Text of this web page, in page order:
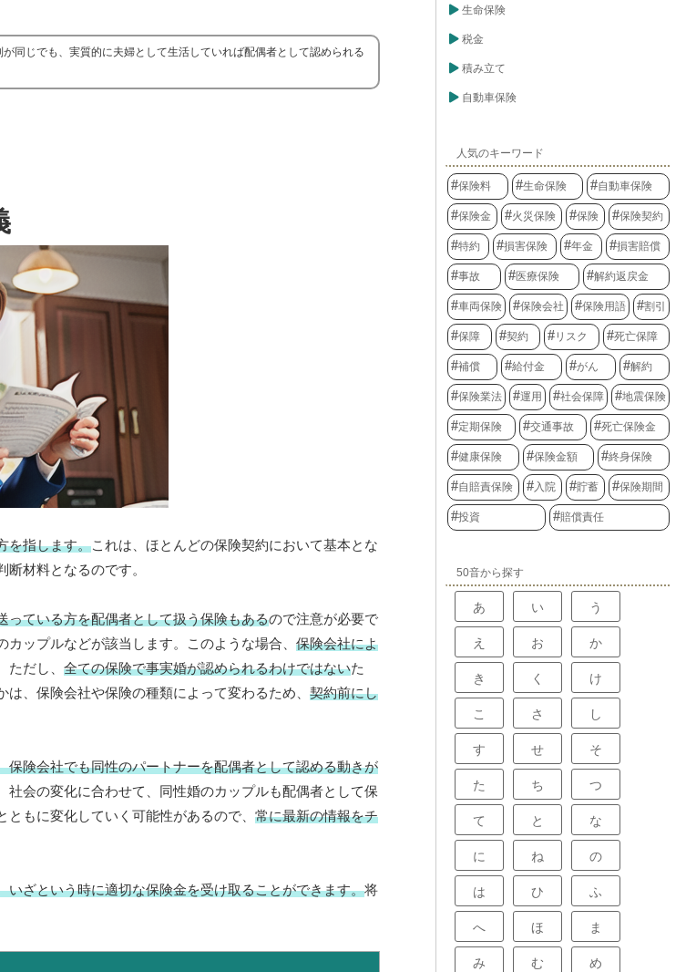
同じでも、実質的に夫婦として生活していれば配偶者として認められる
を指します。これは、ほとんどの保険契約において基本とな
材料となるのです。
っている方を配偶者として扱う保険もあるので注意が必要で
ップルなどが該当します。このような場合、 保険会社によ
ただし、 全ての保険で事実婚が認められるわけではないた
、保険会社や保険の種類によって変わるため、 契約前にし
険会社でも同性のパートナーを配偶者として認める動きが
会の変化に合わせて、同性婚のカップルも配偶者として保
もに変化していく可能性があるので、 常に最新の情報をチ
ざという時に適切な保険金を受け取ることができます。将
生命保険
税金
積み立て
自動車保険
人気のキーワード
保険料 生命保険 自動車保険
保険金 火災保険 保険 保険契約
特約 損害保険 年金 損害賠償
事故 医療保険 解約返戻金
車両保険 保険会社 保険用語 割引
保障 契約 リスク 死亡保障
補償 給付金 がん 解約
保険業法 運用 社会保障 地震保険
定期保険 交通事故 死亡保険金
健康保険 保険金額 終身保険
自賠責保険 入院 貯蓄 保険期間
投資 賠償責任
50音から探す
あ い う
え お か
き く け
こ さ し
す せ そ
た ち つ
て と な
に ね の
は ひ ふ
へ ほ ま
み む め